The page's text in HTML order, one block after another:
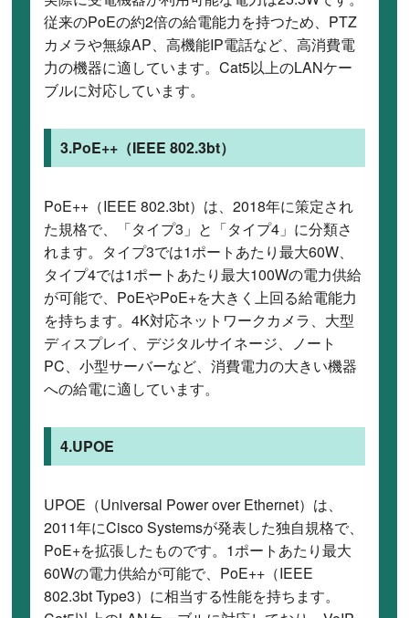
従来のPoEの約2倍の給電能力を持つため、PTZ
カメラや無線AP、高機能IP電話など、高消費電
力の機器に適しています。Cat5以上のLANケー
ブルに対応しています。
3.PoE++（IEEE 802.3bt）
PoE++（IEEE 802.3bt）は、2018年に策定され
た規格で、「タイプ3」と「タイプ4」に分類さ
れます。タイプ3では1ポートあたり最大60W、
タイプ4では1ポートあたり最大100Wの電力供給
が可能で、PoEやPoE+を大きく上回る給電能力
を持ちます。4K対応ネットワークカメラ、大型
ディスプレイ、デジタルサイネージ、ノート
PC、小型サーバーなど、消費電力の大きい機器
への給電に適しています。
4.UPOE
UPOE（Universal Power over Ethernet）は、
2011年にCisco Systemsが発表した独自規格で、
PoE+を拡張したものです。1ポートあたり最大
60Wの電力供給が可能で、PoE++（IEEE
802.3bt Type3）に相当する性能を持ちます。